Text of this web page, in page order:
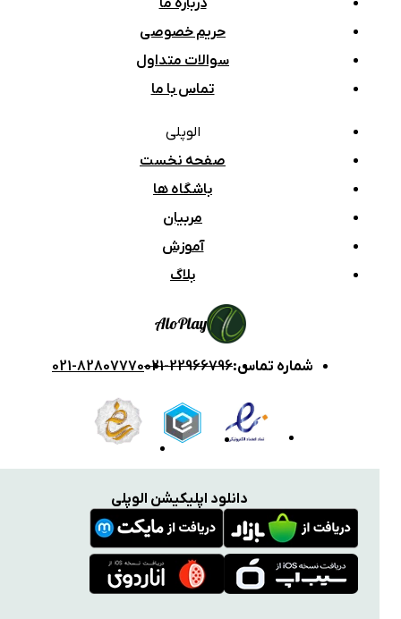
حریم خصوصی
سوالات متداول
تماس با ما
الوپلی
صفحه نخست
باشگاه ها
مربیان
آموزش
بلاگ
AloPlay
شماره تماس:
021-22966796
021-82807770
دانلود اپلیکیشن الوپلی